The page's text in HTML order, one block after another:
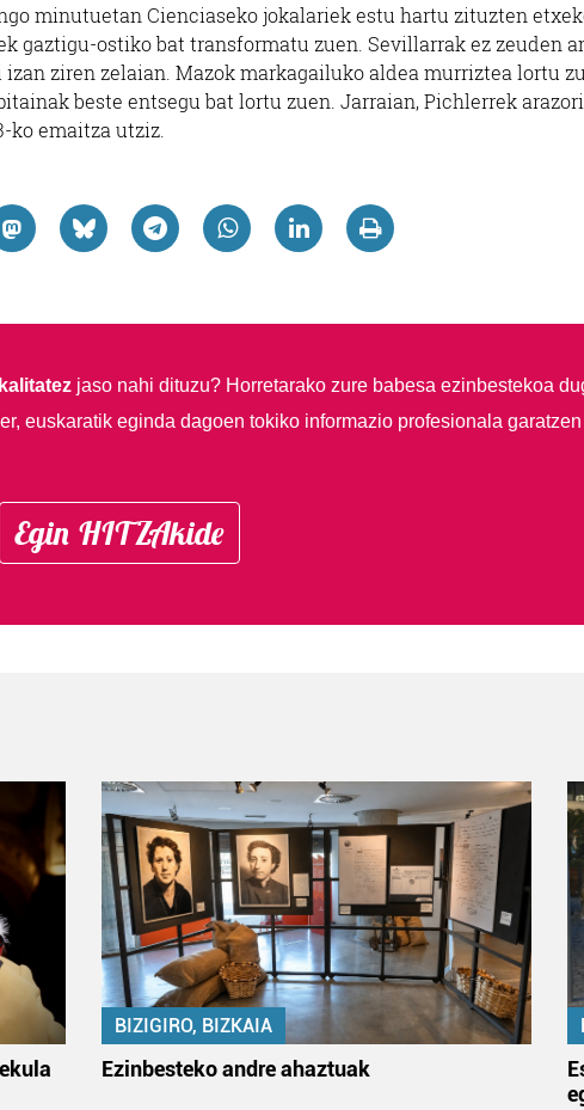
minutuetan Cienciaseko jokalariek estu hartu zituzten
gaztigu-ostiko bat transformatu zuen. Sevillarrak ez zeuden
ziren zelaian. Mazok markagailuko aldea murriztea lortu
beste entsegu bat lortu zuen. Jarraian, Pichlerrek
ko emaitza utziz.
jaso nahi dituzu? Horretarako zure babesa ezinbestekoa
euskaratik eginda dagoen tokiko informazio profesionala garatzen
Egin HITZAkide
BIZIGIRO, BIZKAIA
Ezinbesteko andre ahaztuak